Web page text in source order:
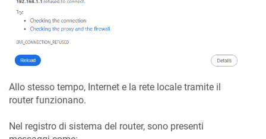
Allo stesso tempo, Internet e la rete locale tramite il
router funzionano.
Nel registro di sistema del router, sono presenti